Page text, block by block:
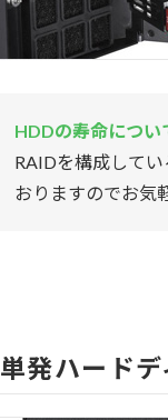
HDDの寿命につい
RAIDを構成して
おりますのでお気
単発ハード